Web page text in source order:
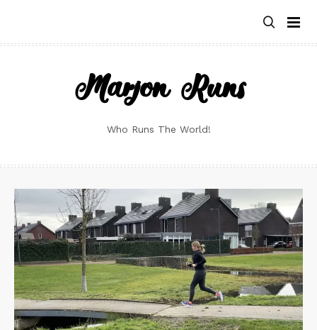
content
Marjon Runs
Who Runs The World!